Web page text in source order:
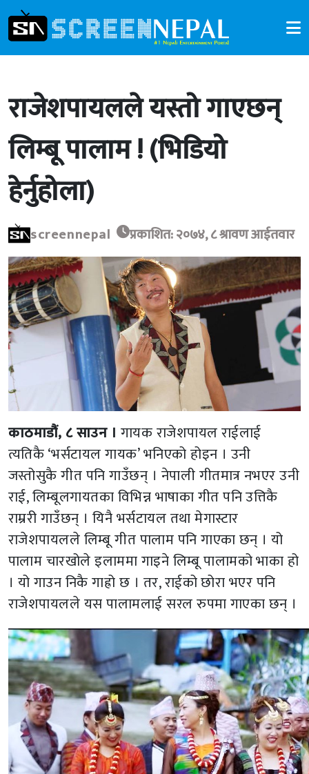
राजेशपायलले यस्तो गाएछन्
लिम्बू पालाम ! (भिडियो
हेर्नुहोला)
screennepal प्रकाशित: २०७४, ८ श्रावण आईतवार
काठमाडौं, ८ साउन । गायक राजेशपायल राईलाई
त्यतिकै ‘भर्सटायल गायक’ भनिएको होइन । उनी
जस्तोसुकै गीत पनि गाउँछन् । नेपाली गीतमात्र नभएर उनी
राई, लिम्बूलगायतका विभिन्न भाषाका गीत पनि उत्तिकै
राम्ररी गाउँछन् । यिनै भर्सटायल तथा मेगास्टार
राजेशपायलले लिम्बू गीत पालाम पनि गाएका छन् । यो
पालाम चारखोले इलाममा गाइने लिम्बू पालामको भाका हो
। यो गाउन निकै गाह्रो छ । तर, राईको छोरा भएर पनि
राजेशपायलले यस पालामलाई सरल रुपमा गाएका छन् ।